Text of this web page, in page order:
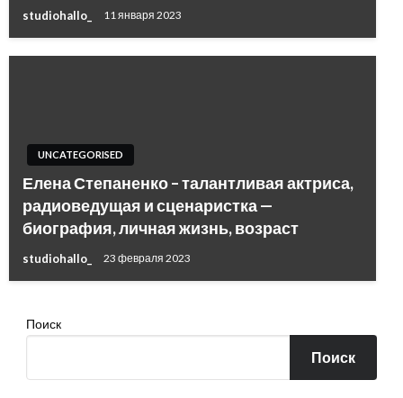
studiohallo_ 11 января 2023
UNCATEGORISED
Елена Степаненко – талантливая актриса,
радиоведущая и сценаристка —
биография, личная жизнь, возраст
studiohallo_ 23 февраля 2023
Поиск
Поиск